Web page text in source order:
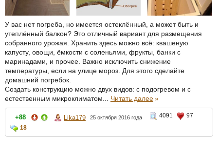
У вас нет погреба, но имеется остеклённый, а может быть и
утеплённый балкон? Это отличный вариант для размещения
собранного урожая. Хранить здесь можно всё: квашеную
капусту, овощи, ёмкости с соленьями, фрукты, банки с
маринадами, и прочее. Важно исключить снижение
температуры, если на улице мороз. Для этого сделайте
домашний погребок.
Создать конструкцию можно двух видов: с подогревом и с
естественным микроклиматом... Читать далее»
+88 Lika179 25 октября 2016 года 4091
97
18